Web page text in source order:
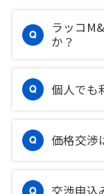
ラッコ
か？
個人でも
価格交渉